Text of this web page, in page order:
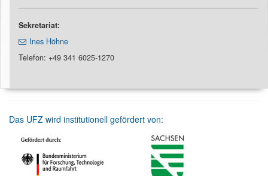
Sekretariat:
Ines Höhne
Telefon: +49 341 6025-1270
Das UFZ wird institutionell gefördert von: